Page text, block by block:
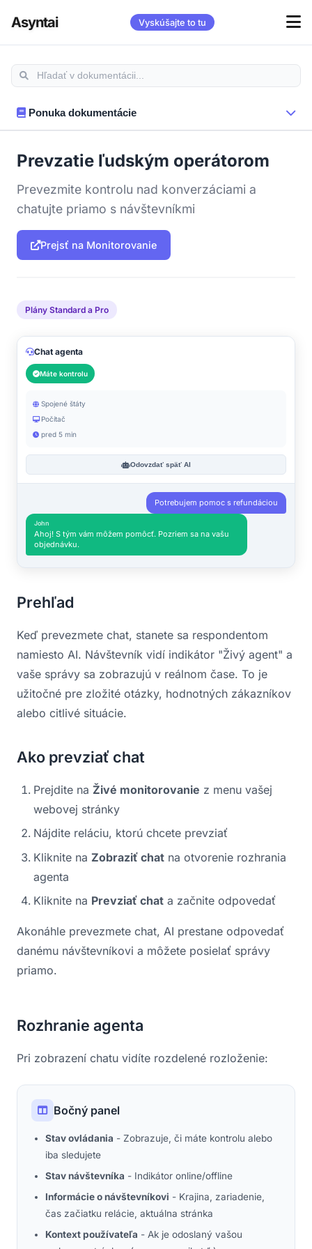
Asyntai Vyskúšajte to tu
Ponuka dokumentácie
Prevzatie ľudským operátorom
Prevezmite kontrolu nad konverzáciami a
chatujte priamo s návštevníkmi
Prejsť na Monitorovanie
Plány Standard a Pro
Prehľad
Keď prevezmete chat, stanete sa respondentom
namiesto AI. Návštevník vidí indikátor "Živý agent" a
vaše správy sa zobrazujú v reálnom čase. To je
užitočné pre zložité otázky, hodnotných zákazníkov
alebo citlivé situácie.
Ako prevziať chat
Prejdite na Živé monitorovanie z menu vašej
webovej stránky
Nájdite reláciu, ktorú chcete prevziať
Kliknite na Zobraziť chat na otvorenie rozhrania
agenta
Kliknite na Prevziať chat a začnite odpovedať
Akonáhle prevezmete chat, AI prestane odpovedať
danému návštevníkovi a môžete posielať správy
priamo.
Chat agenta
Máte kontrolu
Spojené štáty
Počítač
pred 5 min
Odovzdať späť AI
Potrebujem pomoc s refundáciou
John
Ahoj! S tým vám môžem pomôcť. Pozriem sa na vašu
objednávku.
Rozhranie agenta
Pri zobrazení chatu vidíte rozdelené rozloženie:
Bočný panel
Stav ovládania - Zobrazuje, či máte kontrolu alebo
iba sledujete
Stav návštevníka - Indikátor online/offline
Informácie o návštevníkovi - Krajina, zariadenie,
čas začiatku relácie, aktuálna stránka
Kontext používateľa - Ak je odoslaný vašou